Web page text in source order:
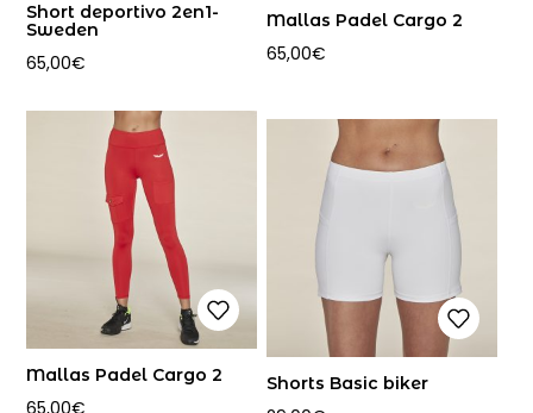
Short deportivo 2en1-
Sweden
65,00€
Mallas Padel Cargo 2
65,00€
Mallas Padel Cargo 2
65,00€
Shorts Basic biker